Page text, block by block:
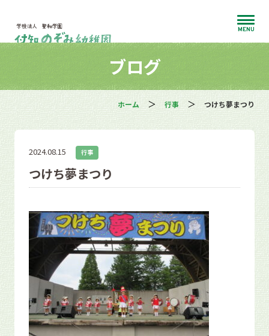
MENU
ブログ
ホーム 行事 つけち夢まつり
2024.08.15 行事
つけち夢まつり